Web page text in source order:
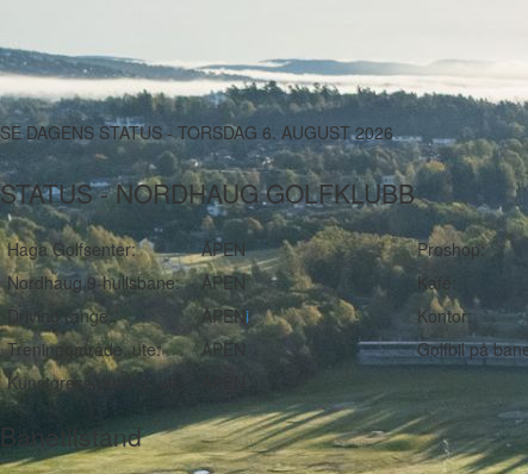
SEDAGENS STATUS - TORSDAG 6. AUGUST 2026
STATUS - NORDHAUG GOLFKLUBB
Haga Golfsenter:
ÅPEN
Nordhaug 9-hullsbane:
ÅPEN
Driving range:
ÅPENi
Treningområde, ute:
ÅPEN
Kunstgress-putting, ute:
Proshop:
Kafé:
Kontor:
Golfbil på
Banetilstand